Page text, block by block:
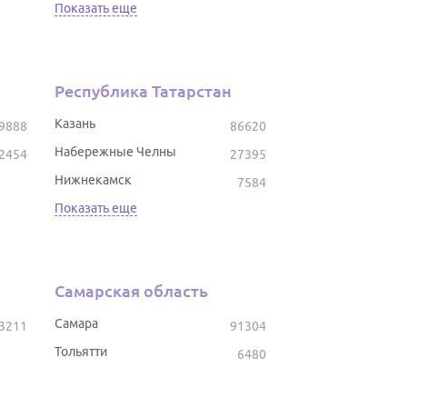
Показать еще
2454
Республика Татарстан
86620
Казань
27395
Набережные Челны
7584
Нижнекамск
Показать еще
Самарская область
91304
Самара
6480
Тольятти